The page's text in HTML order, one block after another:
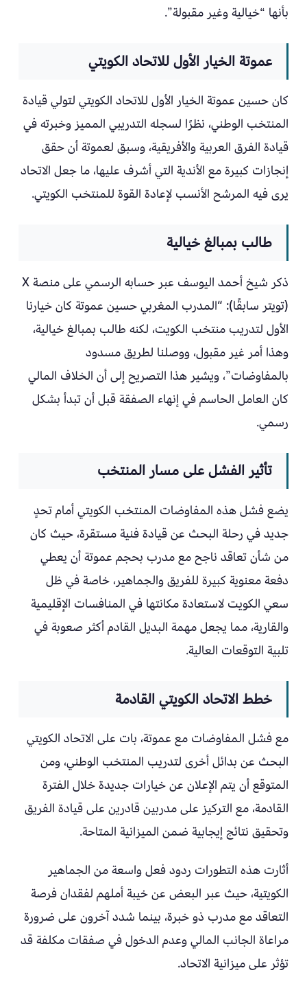
بأنها “خيالية وغير مقبولة”.
عموتة الخيار الأول للاتحاد الكويتي
كان حسين عموتة الخيار الأول للاتحاد الكويتي لتولي قيادة
المنتخب الوطني، نظرًا لسجله التدريبي المميز وخبرته في
قيادة الفرق العربية والأفريقية، وسبق لعموتة أن حقق
إنجازات كبيرة مع الأندية التي أشرف عليها، ما جعل الاتحاد
يرى فيه المرشح الأنسب لإعادة القوة للمنتخب الكويتي.
طالب بمبالغ خيالية
ذكر شيخ أحمد اليوسف عبر حسابه الرسمي على منصة X
(تويتر سابقًا): “المدرب المغربي حسين عموتة كان خيارنا
الأول لتدريب منتخب الكويت، لكنه طالب بمبالغ خيالية،
وهذا أمر غير مقبول، ووصلنا لطريق مسدود
بالمفاوضات”، ويشير هذا التصريح إلى أن الخلاف المالي
كان العامل الحاسم في إنهاء الصفقة قبل أن تبدأ بشكل
رسمي.
تأثير الفشل على مسار المنتخب
يضع فشل هذه المفاوضات المنتخب الكويتي أمام تحدٍ
جديد في رحلة البحث عن قيادة فنية مستقرة، حيث كان
من شأن تعاقد ناجح مع مدرب بحجم عموتة أن يعطي
دفعة معنوية كبيرة للفريق والجماهير، خاصة في ظل
سعي الكويت لاستعادة مكانتها في المنافسات الإقليمية
والقارية، مما يجعل مهمة البديل القادم أكثر صعوبة في
تلبية التوقعات العالية.
خطط الاتحاد الكويتي القادمة
مع فشل المفاوضات مع عموتة، بات على الاتحاد الكويتي
البحث عن بدائل أخرى لتدريب المنتخب الوطني، ومن
المتوقع أن يتم الإعلان عن خيارات جديدة خلال الفترة
القادمة، مع التركيز على مدربين قادرين على قيادة الفريق
وتحقيق نتائج إيجابية ضمن الميزانية المتاحة.
أثارت هذه التطورات ردود فعل واسعة من الجماهير
الكويتية، حيث عبر البعض عن خيبة أملهم لفقدان فرصة
التعاقد مع مدرب ذو خبرة، بينما شدد آخرون على ضرورة
مراعاة الجانب المالي وعدم الدخول في صفقات مكلفة قد
تؤثر على ميزانية الاتحاد.